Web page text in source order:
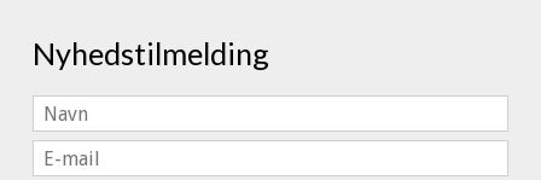
Nyhedstilmelding